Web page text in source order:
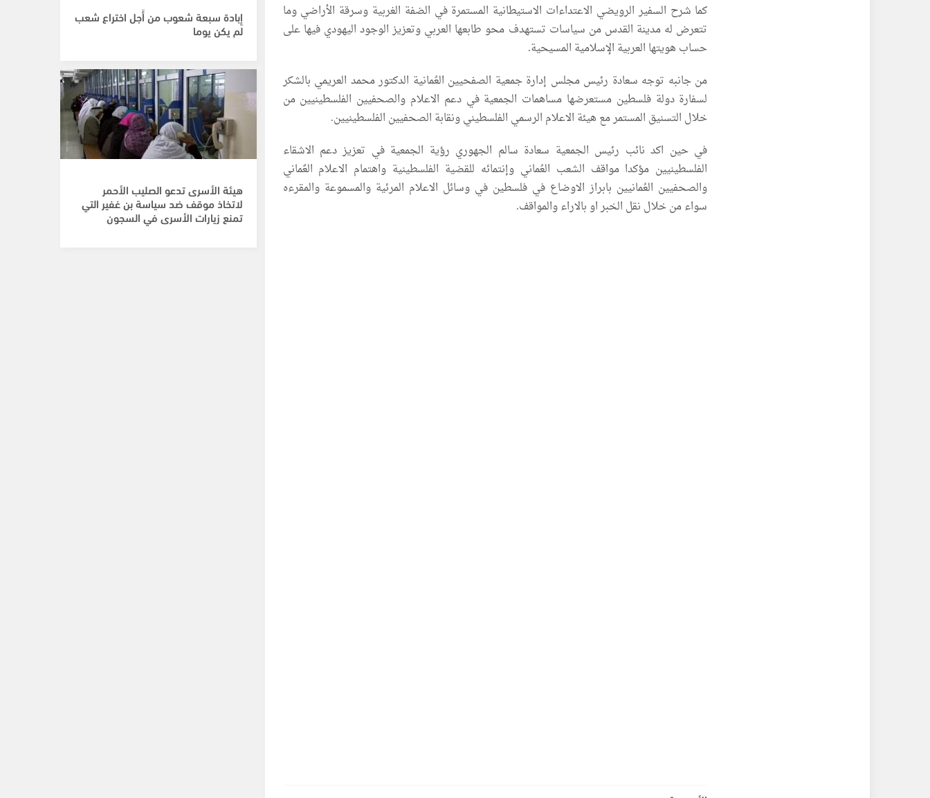
كما شرح السفير الرويضي الاعتداءات الاستيطانية المستمرة في الضفة الغربية وسرقة الأراضي وما
تتعرض له مدينة القدس من سياسات تستهدف محو طابعها العربي وتعزيز الوجود اليهودي فيها على
حساب هويتها العربية الإسلامية المسيحية.
من جانبه توجه سعادة رئيس مجلس إدارة جمعية الصفحيين العُمانية الدكتور محمد العريمي بالشكر
لسفارة دولة فلسطين مستعرضها مساهمات الجمعية في دعم الاعلام والصحفيين الفلسطينيين من
خلال التسنيق المستمر مع هيئة الاعلام الرسمي الفلسطيني ونقابة الصحفيين الفلسطينيين.
في حين اكد نائب رئيس الجمعية سعادة سالم الجهوري رؤية الجمعية في تعزيز دعم الاشقاء
الفلسطينيين مؤكدا مواقف الشعب العُماني وإنتمائه للقضية الفلسطينية واهتمام الاعلام العٌماني
والصحفيين العُمانيين بابراز الاوضاع في فلسطين في وسائل الاعلام المرئية والمسموعة والمقرءه
سواء من خلال نقل الخبر او بالاراء والمواقف.
إِبادة سبعة شعوب من أَجل اختراع شعب
لم يكن يوما
هيئة الأسرى تدعو الصليب الأحمر
لاتخاذ موقف ضد سياسة بن غفير التي
تمنع زيارات الأسرى في السجون